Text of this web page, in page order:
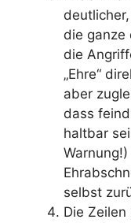
die ganze
die
„Ehre“
aber
dass
haltbar
selbst
Die